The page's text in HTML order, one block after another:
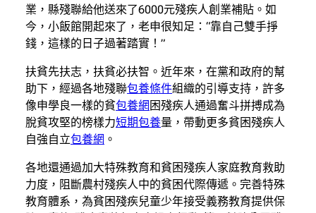
業，縣殘聯給他送來了6000元殘疾人創業補貼。如
今，小飯館開起來了，老申很知足：“靠自己雙手掙
錢，這樣的日子過著踏實！”
扶貧先扶志，扶貧必扶智。近年來，在黨和政府的幫
助下，經過各地殘聯包養條件組織的引導支持，許多
像申學良一樣的貧包養網 困殘疾人通過奮斗拼搏成為
脫貧攻堅的榜樣力短期包養量，帶動更多貧困殘疾人
自強自立包養網 。
各地還通過加大特殊教育和貧困殘疾人家庭教育救助
力度，阻斷農村殘疾人中的貧困代際傳遞。完善特殊
教育體系，為貧困殘疾兒童少年接受義務教育提供保